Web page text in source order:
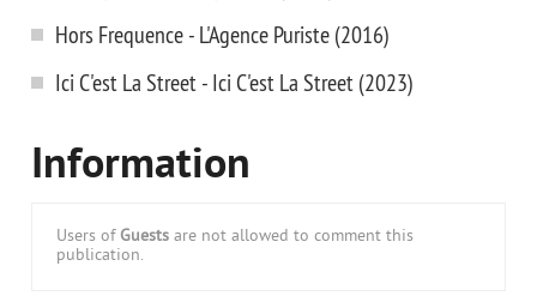
Hors Frequence - L'Agence Puriste (2016)
Ici C'est La Street - Ici C'est La Street (2023)
Information
Users of Guests are not allowed to comment this
publication.